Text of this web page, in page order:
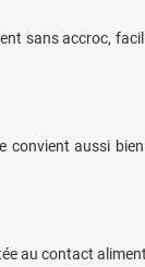
sans accroc,
convient aussi
au contact